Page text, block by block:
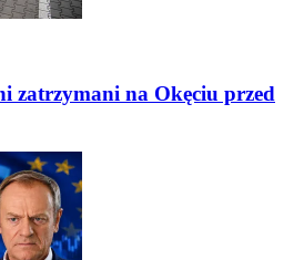
zatrzymani na Okęciu przed